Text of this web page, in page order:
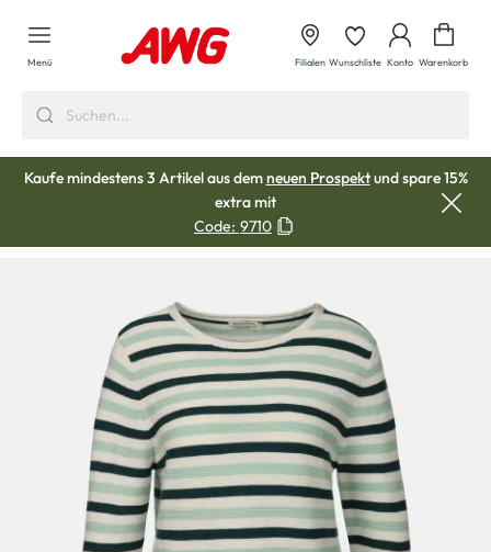
springen
Menü Filialen Wunschliste Konto Warenkorb
Kaufe mindestens 3 Artikel aus demneuen Prospektund spare 15%
extra mit
Code: 9710